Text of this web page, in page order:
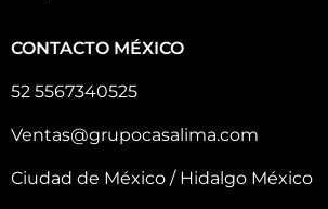
CONTACTO MÉXICO
52 5567340525
Ventas@grupocasalima.com
Ciudad de México / Hidalgo México